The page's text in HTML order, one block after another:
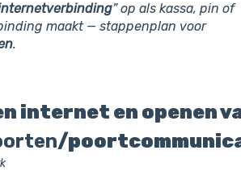
” op als kassa, pin of
maakt — stappenplan voor
.
internet en openen
/